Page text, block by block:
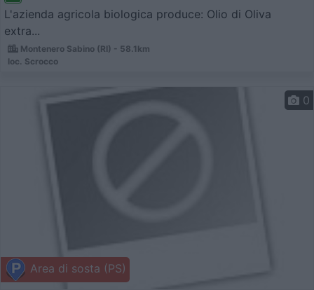
L'azienda agricola biologica produce: Olio di Oliva
extra...
Montenero Sabino (RI) - 58.1km
loc. Scrocco
Area di sosta (PS)
0